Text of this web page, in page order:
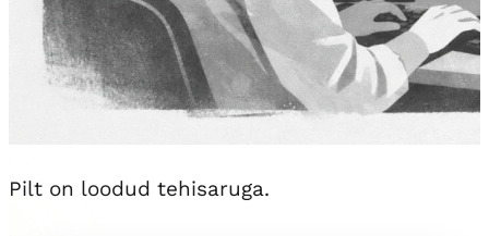
Pilt on loodud tehisaruga.